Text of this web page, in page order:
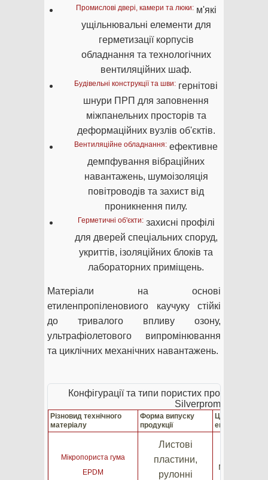
Промислові двері, камери та люки:м'які
ущільнювальні елементи для
герметизації корпусів
обладнання та технологічних
вентиляційних шаф.
Будівельні конструкції та шви: гернітові
шнури ПРП для заповнення
міжпанельних просторів та
деформаційних вузлів об'єктів.
Вентиляційне обладнання: ефективне
демпфування вібраційних
навантажень, шумоізоляція
повітроводів та захист від
проникнення пилу.
Герметичні об'єкти:захисні профілі
для дверей спеціальних споруд,
укриттів, ізоляційних блоків та
лабораторних приміщень.
Матеріали на основі
етиленпропіленовиого каучуку стійкі
до тривалого впливу озону,
ультрафіолетового випромінювання
та циклічних механічних навантажень.
Конфігурації та типи пористих промислових
Silverprom
Різновид технічного
матеріалу
Форма випуску
продукції
Цільове
експлуатація
Мікропориста гума
EPDM
Листові
пластини,
рулонні
металевих